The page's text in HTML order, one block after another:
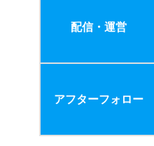
配信・運営
アフターフォロー